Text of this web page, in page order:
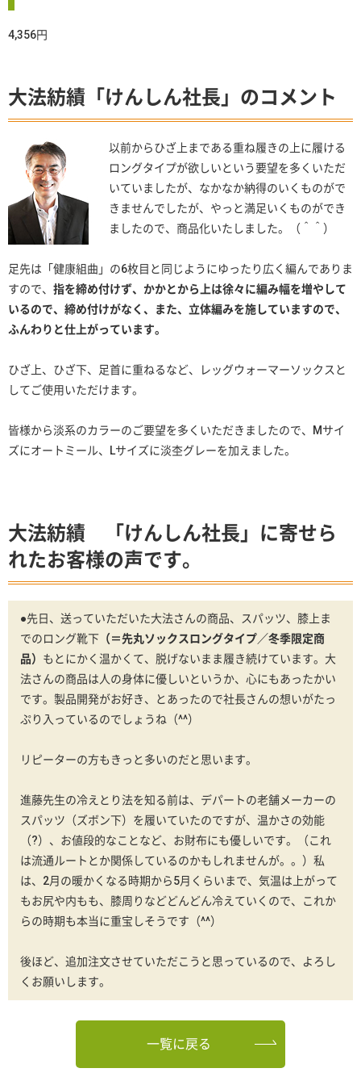
4,356円
大法紡績「けんしん社長」のコメント
以前からひざ上まである重ね履きの上に履ける
ロングタイプが欲しいという要望を多くいただ
いていましたが、なかなか納得のいくものがで
きませんでしたが、やっと満足いくものができ
ましたので、商品化いたしました。（＾＾）
足先は「健康組曲」の6枚目と同じようにゆったり広く編んでありま
すので、 指を締め付けず、かかとから上は徐々に編み幅を増やして
いるので、締め付けがなく、また、立体編みを施していますので、
ふんわりと仕上がっています。
ひざ上、ひざ下、足首に重ねるなど、レッグウォーマーソックスと
してご使用いただけます。
皆様から淡系のカラーのご要望を多くいただきましたので、Mサイ
ズにオートミール、Lサイズに淡杢グレーを加えました。
大法紡績 「けんしん社長」に寄せら
れたお客様の声です。
●先日、送っていただいた大法さんの商品、スパッツ、膝上ま
でのロング靴下 （＝先丸ソックスロングタイプ／冬季限定商
品） もとにかく温かくて、脱げないまま履き続けています。大
法さんの商品は人の身体に優しいというか、心にもあったかい
です。製品開発がお好き、とあったので社長さんの想いがたっ
ぷり入っているのでしょうね（^^）
リピーターの方もきっと多いのだと思います。
進藤先生の冷えとり法を知る前は、デパートの老舗メーカーの
スパッツ（ズボン下）を履いていたのですが、温かさの効能
（?）、お値段的なことなど、お財布にも優しいです。（これ
は流通ルートとか関係しているのかもしれませんが。。）私
は、2月の暖かくなる時期から5月くらいまで、気温は上がって
もお尻や内もも、膝周りなどどんどん冷えていくので、これか
らの時期も本当に重宝しそうです（^^）
後ほど、追加注文させていただこうと思っているので、よろし
くお願いします。
一覧に戻る